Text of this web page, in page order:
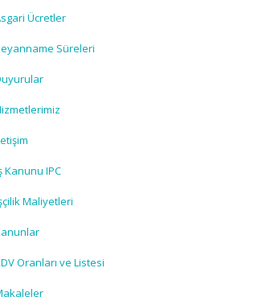
Ücretler
Süreleri
Kanunu IPC
Maliyetleri
Oranları ve Listesi